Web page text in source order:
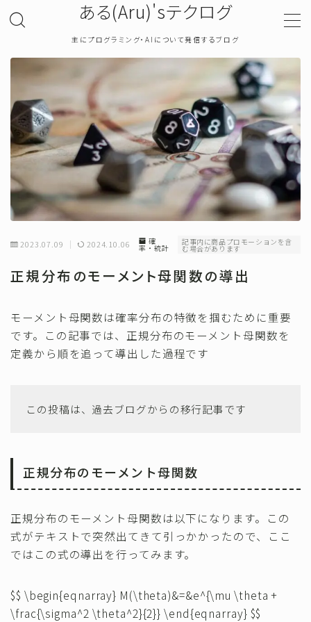
ある(Aru)'sテクログ
主にプログラミング・AIについて発信するブログ
TOP
プライバシーポリシー
お問い合わせ
確率・統計
プログラミング
その他
2023.07.09 2024.10.06 確
率・統計
記事内に商品プロモーションを含
む場合があります
正規分布のモーメント母関数の導出
モーメント母関数は確率分布の特徴を掴むために重要
です。この記事では、正規分布のモーメント母関数を
定義から順を追って導出した過程です
この投稿は、過去ブログからの移行記事です
正規分布のモーメント母関数
正規分布のモーメント母関数は以下になります。この
式がテキストで突然出てきて引っかかったので、ここ
ではこの式の導出を行ってみます。
$$ \begin{eqnarray} M(\theta)&=&e^{\mu \theta +
\frac{\sigma^2 \theta^2}{2}} \end{eqnarray} $$